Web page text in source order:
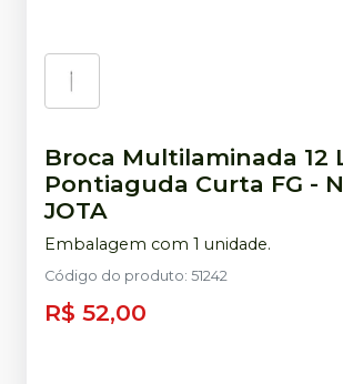
Broca Multilaminada 12
Pontiaguda Curta FG -
JOTA
Embalagem com 1 unidade.
Código do produto: 51242
R$ 52,00